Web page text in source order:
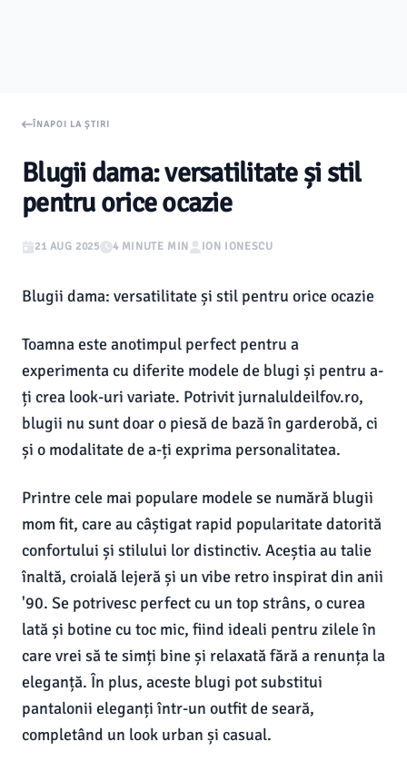
ÎNAPOI LA ȘTIRI
Blugii dama: versatilitate și stil
pentru orice ocazie
21 AUG 2025 4 MINUTE MIN ION IONESCU
Blugii dama: versatilitate și stil pentru orice ocazie
Toamna este anotimpul perfect pentru a
experimenta cu diferite modele de blugi și pentru a-
ți crea look-uri variate. Potrivit jurnaluldeilfov.ro,
blugii nu sunt doar o piesă de bază în garderobă, ci
și o modalitate de a-ți exprima personalitatea.
Printre cele mai populare modele se numără blugii
mom fit, care au câștigat rapid popularitate datorită
confortului și stilului lor distinctiv. Aceștia au talie
înaltă, croială lejeră și un vibe retro inspirat din anii
'90. Se potrivesc perfect cu un top strâns, o curea
lată și botine cu toc mic, fiind ideali pentru zilele în
care vrei să te simți bine și relaxată fără a renunța la
eleganță. În plus, aceste blugi pot substitui
pantalonii eleganți într-un outfit de seară,
completând un look urban și casual.